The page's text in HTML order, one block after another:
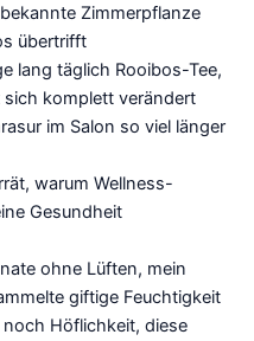
Zimmerpflanze
übertrifft
lang täglich Rooibos-Tee,
sich komplett verändert
im Salon so viel länger
warum Wellness-
Gesundheit
ohne Lüften, mein
giftige Feuchtigkeit
noch Höflichkeit, diese